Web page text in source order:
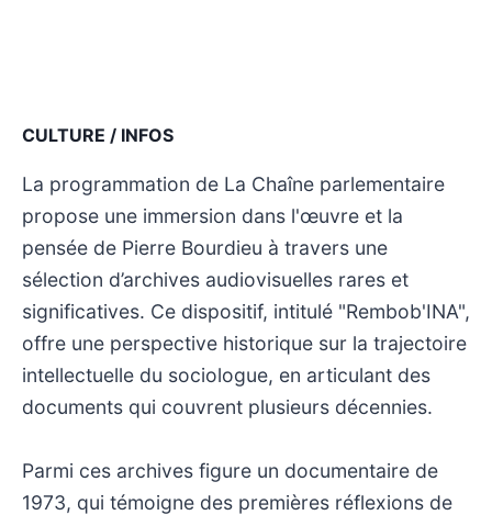
CULTURE / INFOS
La programmation de La Chaîne parlementaire
propose une immersion dans l'œuvre et la
pensée de Pierre Bourdieu à travers une
sélection d’archives audiovisuelles rares et
significatives. Ce dispositif, intitulé "Rembob'INA",
offre une perspective historique sur la trajectoire
intellectuelle du sociologue, en articulant des
documents qui couvrent plusieurs décennies.
Parmi ces archives figure un documentaire de
1973, qui témoigne des premières réflexions de